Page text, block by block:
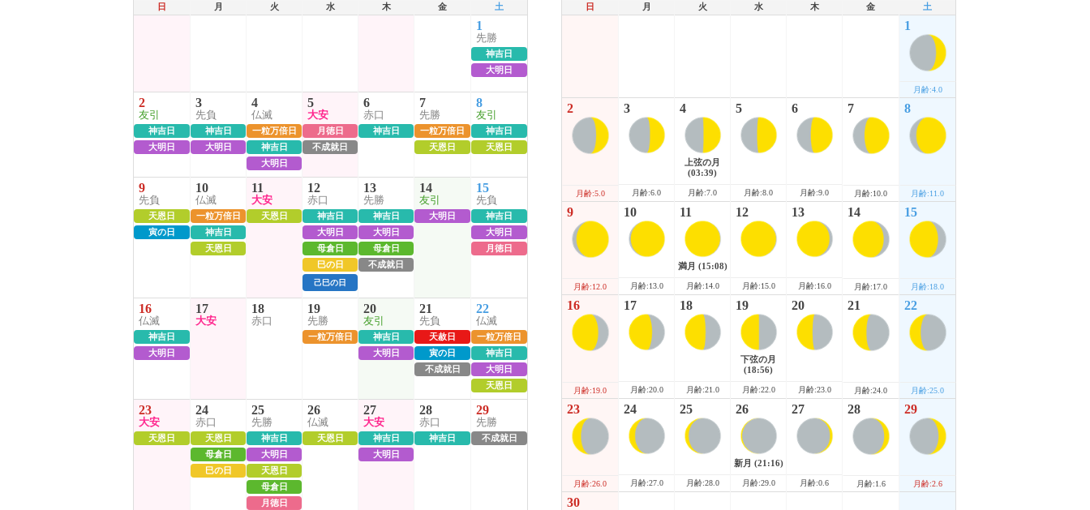
日 月 火 水 木 金 土
1
先勝
神吉日
大明日
2
友引
神吉日
大明日
3
先負
神吉日
大明日
4
仏滅
一粒万倍日
神吉日
大明日
5
大安
月徳日
不成就日
6
赤口
神吉日
7
先勝
一粒万倍日
天恩日
8
友引
神吉日
天恩日
9
先負
天恩日
寅の日
10
仏滅
一粒万倍日
神吉日
天恩日
11
大安
天恩日
12
赤口
神吉日
大明日
母倉日
巳の日
己巳の日
13
先勝
神吉日
大明日
母倉日
不成就日
14
友引
大明日
15
先負
神吉日
大明日
月徳日
16
仏滅
神吉日
大明日
17
大安
18
赤口
19
先勝
一粒万倍日
20
友引
神吉日
大明日
21
先負
天赦日
寅の日
不成就日
22
仏滅
一粒万倍日
神吉日
大明日
天恩日
23
大安
天恩日
24
赤口
天恩日
母倉日
巳の日
25
先勝
神吉日
大明日
天恩日
母倉日
月徳日
26
仏滅
天恩日
27
大安
神吉日
大明日
28
赤口
神吉日
29
先勝
不成就日
日 月 火 水 木 金 土
1
月齢:4.0
2
月齢:5.0
3
月齢:6.0
4
上弦の月
(03:39)
月齢:7.0
5
月齢:8.0
6
月齢:9.0
7
月齢:10.0
8
月齢:11.0
9
月齢:12.0
10
月齢:13.0
11
満月 (15:08)
月齢:14.0
12
月齢:15.0
13
月齢:16.0
14
月齢:17.0
15
月齢:18.0
16
月齢:19.0
17
月齢:20.0
18
月齢:21.0
19
下弦の月
(18:56)
月齢:22.0
20
月齢:23.0
21
月齢:24.0
22
月齢:25.0
23
月齢:26.0
24
月齢:27.0
25
月齢:28.0
26
新月 (21:16)
月齢:29.0
27
月齢:0.6
28
月齢:1.6
29
月齢:2.6
30